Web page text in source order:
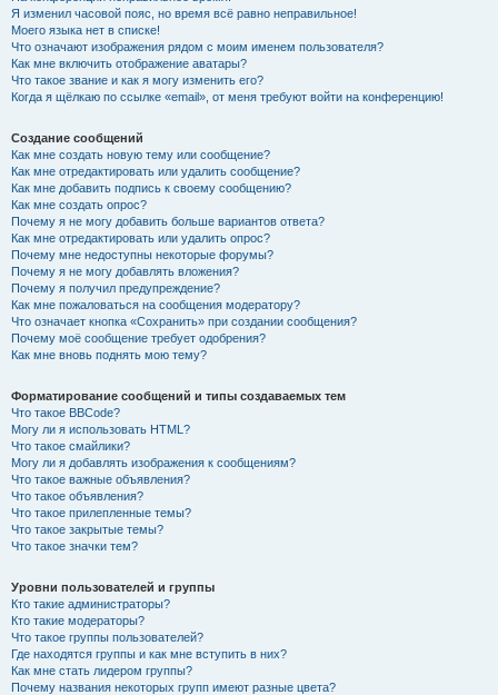
Я изменил часовой пояс, но время всё равно неправильное!
Моего языка нет в списке!
Что означают изображения рядом с моим именем пользователя?
Как мне включить отображение аватары?
Что такое звание и как я могу изменить его?
Когда я щёлкаю по ссылке «email», от меня требуют войти на конференцию!
Создание сообщений
Как мне создать новую тему или сообщение?
Как мне отредактировать или удалить сообщение?
Как мне добавить подпись к своему сообщению?
Как мне создать опрос?
Почему я не могу добавить больше вариантов ответа?
Как мне отредактировать или удалить опрос?
Почему мне недоступны некоторые форумы?
Почему я не могу добавлять вложения?
Почему я получил предупреждение?
Как мне пожаловаться на сообщения модератору?
Что означает кнопка «Сохранить» при создании сообщения?
Почему моё сообщение требует одобрения?
Как мне вновь поднять мою тему?
Форматирование сообщений и типы создаваемых тем
Что такое BBCode?
Могу ли я использовать HTML?
Что такое смайлики?
Могу ли я добавлять изображения к сообщениям?
Что такое важные объявления?
Что такое объявления?
Что такое прилепленные темы?
Что такое закрытые темы?
Что такое значки тем?
Уровни пользователей и группы
Кто такие администраторы?
Кто такие модераторы?
Что такое группы пользователей?
Где находятся группы и как мне вступить в них?
Как мне стать лидером группы?
Почему названия некоторых групп имеют разные цвета?